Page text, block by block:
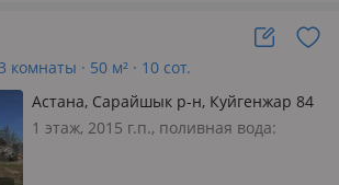
· 50 м² · 10 сот.
Астана, Сарайшык р-н, Куйгенжар 84
— Возле Куйгенжар
1 этаж, 2015 г.п., поливная вода: